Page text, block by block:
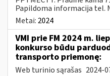
Papildoma informacija tel.
Metai: 2024
VMI prie FM 2024 m.
konkurso būdu
transporto priemonę:
Web turinio sąrašas 2024-